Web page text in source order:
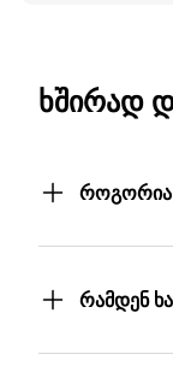
ᲮᲨᲘᲠᲐᲓ
როგორია
თუ
რამდენ